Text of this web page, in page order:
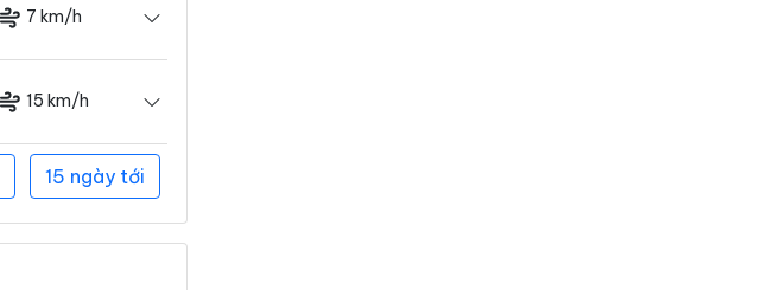
7 km/h
15 km/h
15 ngày tới